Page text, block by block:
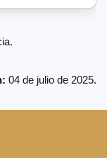
04 de julio de 2025.